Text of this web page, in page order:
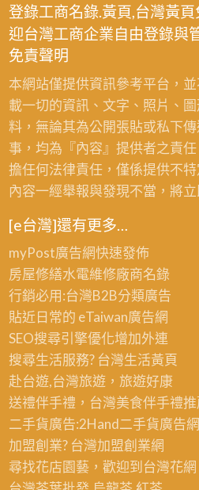
登錄工商名錄.黃頁,台灣黃
迎台灣工商企業自由登錄與
免責聲明
本網站僅提供資訊參考平台，
載一切的資訊、文字、照片、
料，無論其為公開張貼或私下
事，均為『內容』提供者之責
擔任何法律責任，僅係提供不
內容一經舉報與發現不當，將
[e台灣]還有更多…
myPost廣告網快速發佈
房屋修繕水電維修廠商名錄
行銷必用:台灣B2B分類廣告
貼近日常的 eTaiwan廣告網
SEO搜尋引擎優化增加外連
搜尋生活服務? 台灣生活黃頁
赴台遊,台灣旅遊，旅遊好康
送禮伴手禮，台灣美食伴手禮
二手貨廣告:2Hand二手貨廣告網
加盟創業? 台灣加盟創業網
尋找花店園藝，歡迎到 台灣花網